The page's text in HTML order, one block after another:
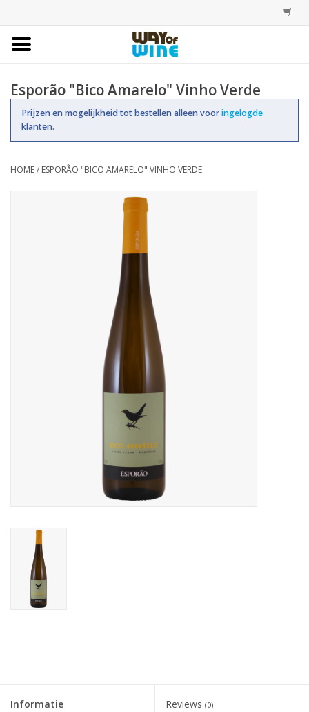
Bestellingen
Assortiment
Esporão "Bico Amarelo" Vinho Verde
Prijzen en mogelijkheid tot bestellen alleen vooringelogde
klanten.
HOME/ ESPORÃO "BICO AMARELO" VINHO VERDE
Informatie Reviews (0)